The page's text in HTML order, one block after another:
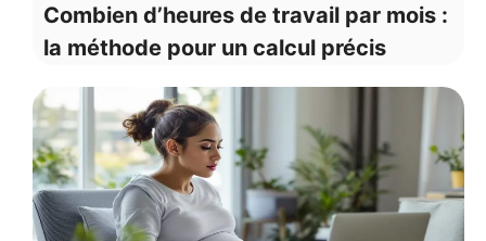
Combien d’heures de travail par mois :
la méthode pour un calcul précis